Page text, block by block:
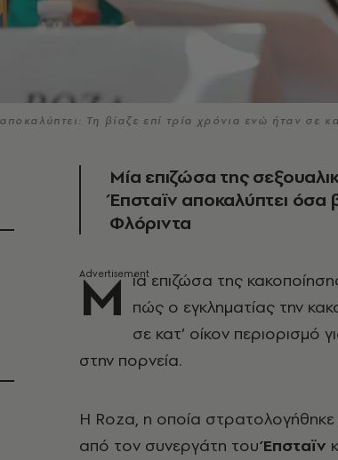
Τη βίαζε επί τρία χρόνια ενώ ήταν
Μία επιζώσα της
Έπσταϊν αποκαλύπτει
Φλόριντα
Μ ία επιζώσα της
πώς ο εγκληματίας την
σε κατ’ οίκον περιορισμό
στην πορνεία.
Η Roza, η οποία
από τον συνεργάτη τουΈπσταϊν